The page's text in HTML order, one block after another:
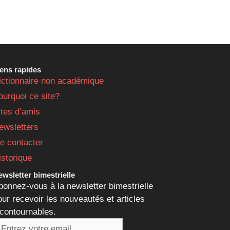
rapides
non académique
ce site?
d’amis
contacter
bimestrielle
vous à la newsletter bimestrielle
recevoir les nouveautés et articles